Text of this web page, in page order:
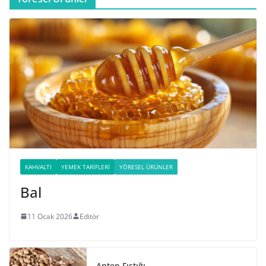
KAHVALTI YEMEK TARIFLERI YÖRESEL ÜRÜNLER
Bal
11 Ocak 2026 Editör